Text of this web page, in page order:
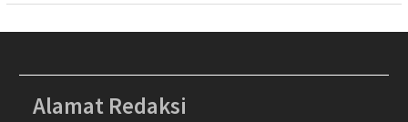
Alamat Redaksi